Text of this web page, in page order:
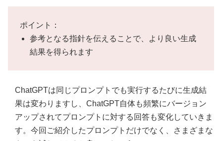
ポイント：
参考となる指針を伝えることで、より良い生成
結果を得られます
ChatGPTは同じプロンプトでも実行するたびに生成結
果は変わりますし、ChatGPT自体も頻繁にバージョン
アップされてプロンプトに対する回答も変化していきま
す。今回ご紹介したプロンプトだけでなく、さまざまな